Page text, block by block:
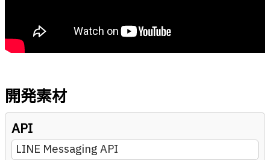
開発素材
API
LINE Messaging API